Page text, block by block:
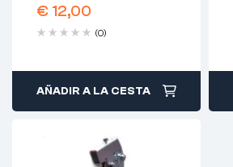
€ 12,00
(0)
AÑADIR A LA CESTA